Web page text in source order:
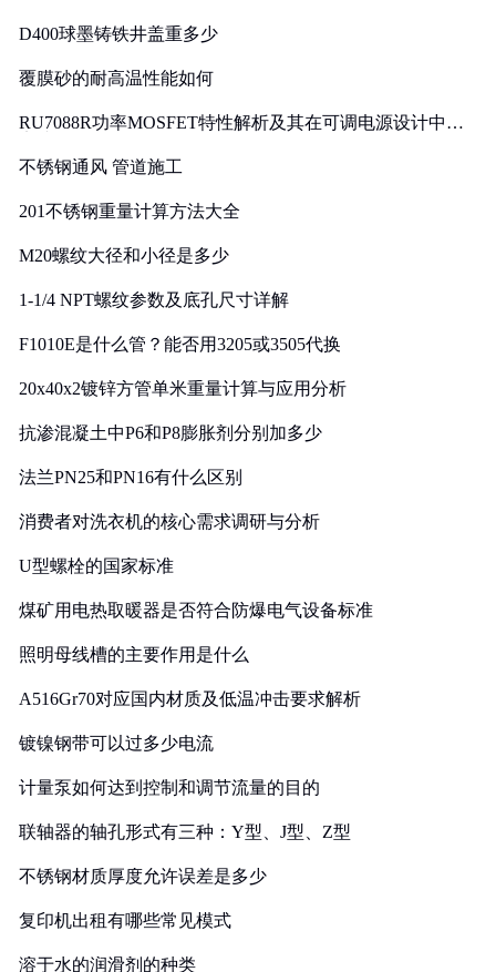
D400球墨铸铁井盖重多少
覆膜砂的耐高温性能如何
RU7088R功率MOSFET特性解析及其在可调电源设计中的
不锈钢通风 管道施工
201不锈钢重量计算方法大全
M20螺纹大径和小径是多少
1-1/4 NPT螺纹参数及底孔尺寸详解
F1010E是什么管？能否用3205或3505代换
20x40x2镀锌方管单米重量计算与应用分析
抗渗混凝土中P6和P8膨胀剂分别加多少
法兰PN25和PN16有什么区别
消费者对洗衣机的核心需求调研与分析
U型螺栓的国家标准
煤矿用电热取暖器是否符合防爆电气设备标准
照明母线槽的主要作用是什么
A516Gr70对应国内材质及低温冲击要求解析
镀镍钢带可以过多少电流
计量泵如何达到控制和调节流量的目的
联轴器的轴孔形式有三种：Y型、J型、Z型
不锈钢材质厚度允许误差是多少
复印机出租有哪些常见模式
溶于水的润滑剂的种类